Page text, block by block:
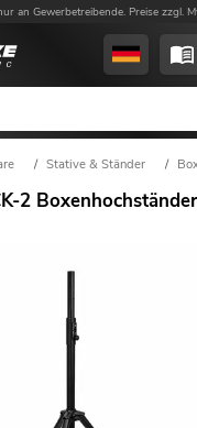
an Gewerbetreibende. Preise zzgl.
/ Stative & Ständer /
2 Boxenhochständer